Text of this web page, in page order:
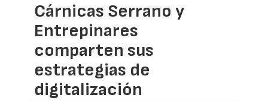
Cárnicas Serrano y
Entrepinares
comparten sus
estrategias de
digitalización